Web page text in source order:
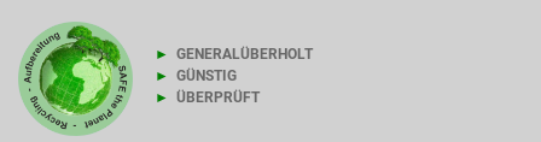
► GENERALÜBERHOLT
► GÜNSTIG
► ÜBERPRÜFT